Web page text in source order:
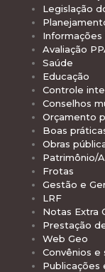
Legislação
Avaliação
Saúde
Educação
Controle
Conselhos
Orçamento
Boas
Obras
Patrimônio/
Frotas
Gestão e
LRF
Notas Extra
Prestação
Web Geo
Convênios e
Publicações